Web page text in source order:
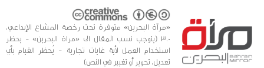
«مرآة البحرين» متوفرة تحت رخصة المشاع الإبداعي،
3.0 (يتوجب نسب المقال الى «مراة البحرين» - يحظر
استخدام العمل لأية غايات تجارية - يُحظر القيام بأي
تعديل، تحوير أو تغيير في النص)